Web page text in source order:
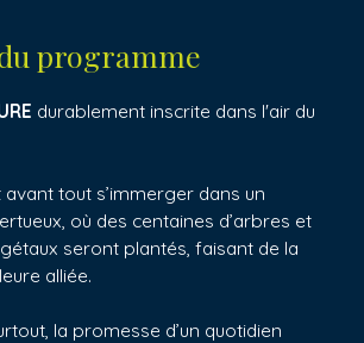
programme
durablement inscrite dans l'air du
avant tout s’immerger dans un
où des centaines d’arbres et
seront plantés, faisant de la
alliée.
la promesse d’un quotidien